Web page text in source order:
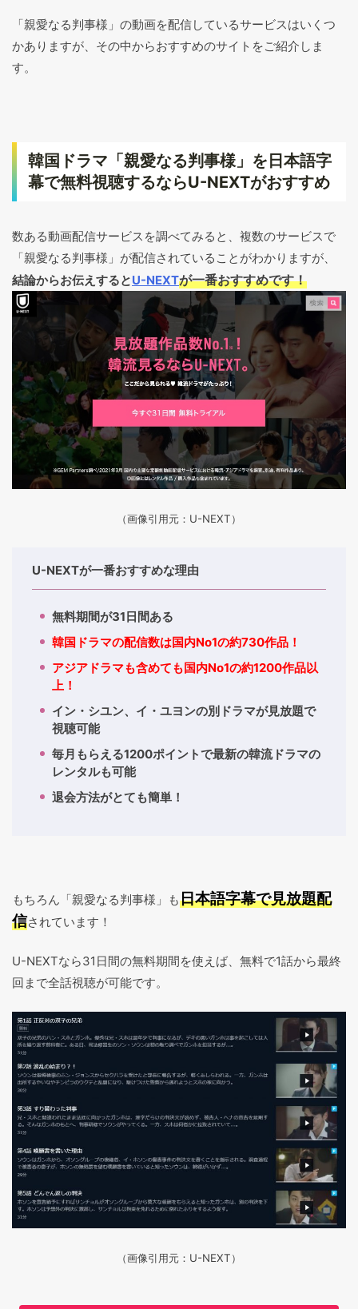
「親愛なる判事様」の動画を配信しているサービスはいくつ
かありますが、その中からおすすめのサイトをご紹介しま
す。
韓国ドラマ「親愛なる判事様」を日本語字
幕で無料視聴するならU-NEXTがおすすめ
数ある動画配信サービスを調べてみると、複数のサービスで
「親愛なる判事様」が配信されていることがわかりますが、
結論からお伝えするとU-NEXTが一番おすすめです！
（画像引用元：U-NEXT）
U-NEXTが一番おすすめな理由
無料期間が31日間ある
韓国ドラマの配信数は国内No1の約730作品！
アジアドラマも含めても国内No1の約1200作品以
上！
イン・シユン、イ・ユヨンの別ドラマが見放題で
視聴可能
毎月もらえる1200ポイントで最新の韓流ドラマの
レンタルも可能
退会方法がとても簡単！
もちろん「親愛なる判事様」も日本語字幕で見放題配
信されています！
U-NEXTなら31日間の無料期間を使えば、無料で1話から最終
回まで全話視聴が可能です。
（画像引用元：U-NEXT）